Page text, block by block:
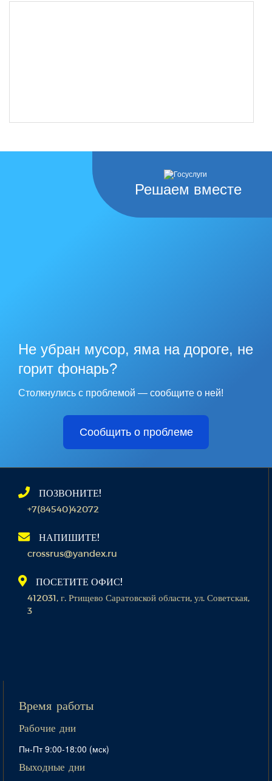
Решаем вместе
Не убран мусор, яма на дороге, не
горит фонарь?
Столкнулись с проблемой — сообщите о ней!
Сообщить о проблеме
ПОЗВОНИТЕ!
+7(84540)42072
НАПИШИТЕ!
crossrus@yandex.ru
ПОСЕТИТЕ ОФИС!
412031, г. Ртищево Саратовской области, ул. Советская,
3
Время работы
Рабочие дни
Пн-Пт 9:00-18:00 (мск)
Выходные дни